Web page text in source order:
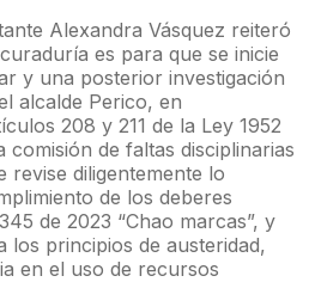
Alexandra Vásquez reiteró
es para que se inicie
y una posterior investigación
alcalde Perico, en
208 y 211 de la Ley 1952
de faltas disciplinarias
revise diligentemente lo
de los deberes
de 2023 “Chao marcas”, y
los principios de austeridad,
en el uso de recursos